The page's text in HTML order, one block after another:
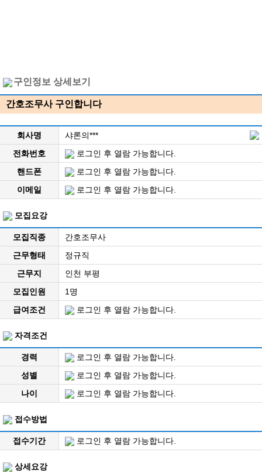
구인정보 상세보기
간호조무사 구인합니다
회사명
샤론의***
전화번호
로그인 후 열람 가능합니다.
핸드폰
로그인 후 열람 가능합니다.
이메일
로그인 후 열람 가능합니다.
모집요강
모집직종
간호조무사
근무형태
정규직
근무지
인천 부평
모집인원
1명
급여조건
로그인 후 열람 가능합니다.
자격조건
경력
로그인 후 열람 가능합니다.
성별
로그인 후 열람 가능합니다.
나이
로그인 후 열람 가능합니다.
접수방법
접수기간 로그인 후 열람 가능합니다.
상세요강